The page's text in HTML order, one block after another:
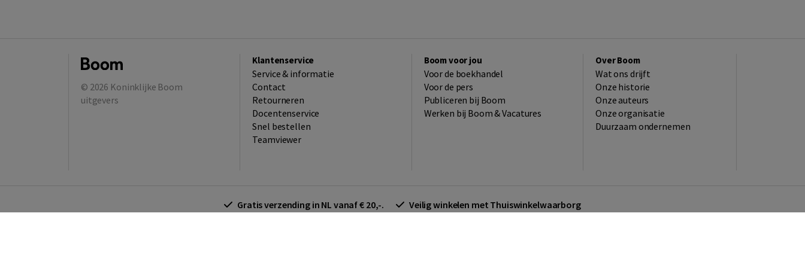
© 2026 Koninklijke Boom
uitgevers
Klantenservice
Service & informatie
Contact
Retourneren
Docentenservice
Snel bestellen
Teamviewer
Boom voor jou
Voor de boekhandel
Voor de pers
Publiceren bij Boom
Werken bij Boom & Vacatures
Over Boom
Wat ons drijft
Onze historie
Onze auteurs
Onze organisatie
Duurzaam ondernemen
Gratis verzending in NL vanaf € 20,-. Veilig winkelen met Thuiswinkelwaarborg